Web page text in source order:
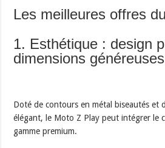
Les meilleures offres
1. Esthétique : design
dimensions généreuses
Doté de contours en métal biseautés et
élégant, le Moto Z Play peut intégrer le
gamme premium.